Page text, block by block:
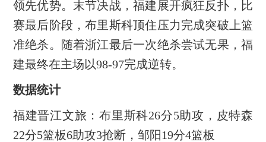
领先优势。末节决战，福建展开疯狂反扑，比
赛最后阶段，布里斯科顶住压力完成突破上篮
准绝杀。随着浙江最后一次绝杀尝试无果，福
建最终在主场以98-97完成逆转。
数据统计
福建晋江文旅：布里斯科26分5助攻，皮特森
22分5篮板6助攻3抢断，邹阳19分4篮板